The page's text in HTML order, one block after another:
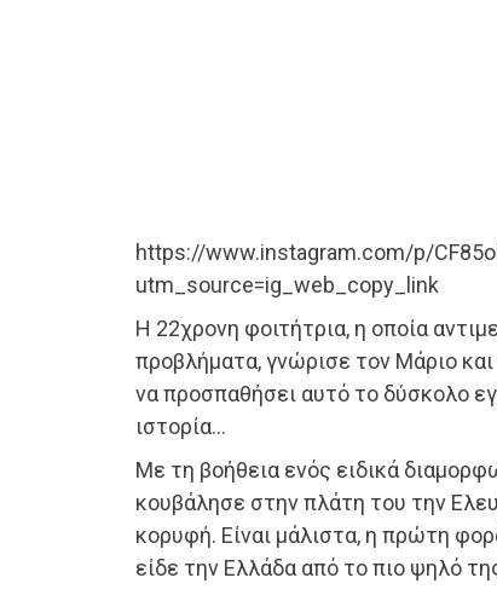
https://www.instagram.com/p/
utm_source=ig_web_copy_link
Η 22χρονη φοιτήτρια, η οποία
προβλήματα, γνώρισε τον Μάριο
να προσπαθήσει αυτό το δύσκολο
ιστορία…
Με τη βοήθεια ενός ειδικά
κουβάλησε στην πλάτη του την
κορυφή. Είναι μάλιστα, η πρώτη
είδε την Ελλάδα από το πιο ψηλό